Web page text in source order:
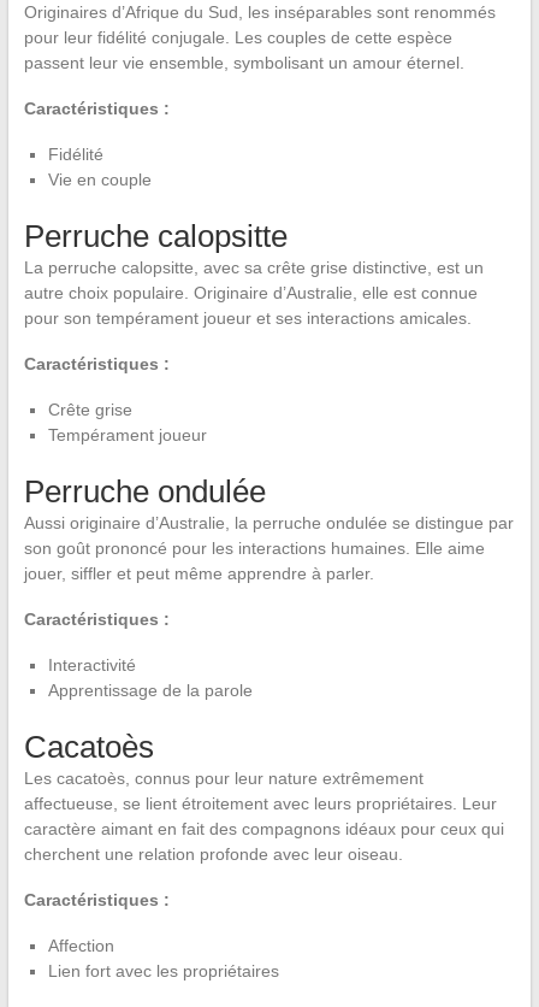
Originaires d’Afrique du Sud, les inséparables sont renommés
pour leur fidélité conjugale. Les couples de cette espèce
passent leur vie ensemble, symbolisant un amour éternel.
Caractéristiques :
Fidélité
Vie en couple
Perruche calopsitte
La perruche calopsitte, avec sa crête grise distinctive, est un
autre choix populaire. Originaire d’Australie, elle est connue
pour son tempérament joueur et ses interactions amicales.
Caractéristiques :
Crête grise
Tempérament joueur
Perruche ondulée
Aussi originaire d’Australie, la perruche ondulée se distingue par
son goût prononcé pour les interactions humaines. Elle aime
jouer, siffler et peut même apprendre à parler.
Caractéristiques :
Interactivité
Apprentissage de la parole
Cacatoès
Les cacatoès, connus pour leur nature extrêmement
affectueuse, se lient étroitement avec leurs propriétaires. Leur
caractère aimant en fait des compagnons idéaux pour ceux qui
cherchent une relation profonde avec leur oiseau.
Caractéristiques :
Affection
Lien fort avec les propriétaires